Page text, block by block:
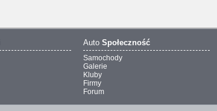
Auto Społeczność
Samochody
Galerie
Kluby
Firmy
Forum